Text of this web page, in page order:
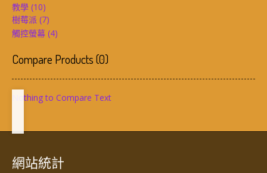
教學 (10)
樹莓派 (7)
觸控螢幕 (4)
Compare Products(0)
Nothing to Compare Text
網站統計